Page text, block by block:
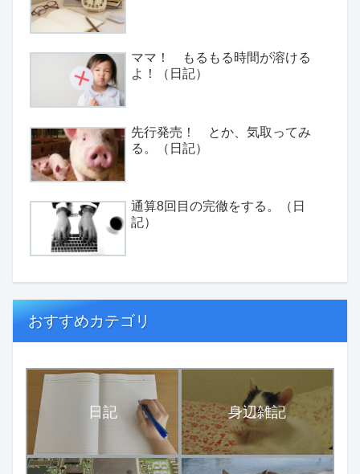
ママ！ もるもる時間が溶ける
よ！（日記）
先行発売！ とか、気取ってみ
る。（日記）
通算8回目の完徹をする。（日
記）
おすすめカテゴリ
日記 身辺雑記